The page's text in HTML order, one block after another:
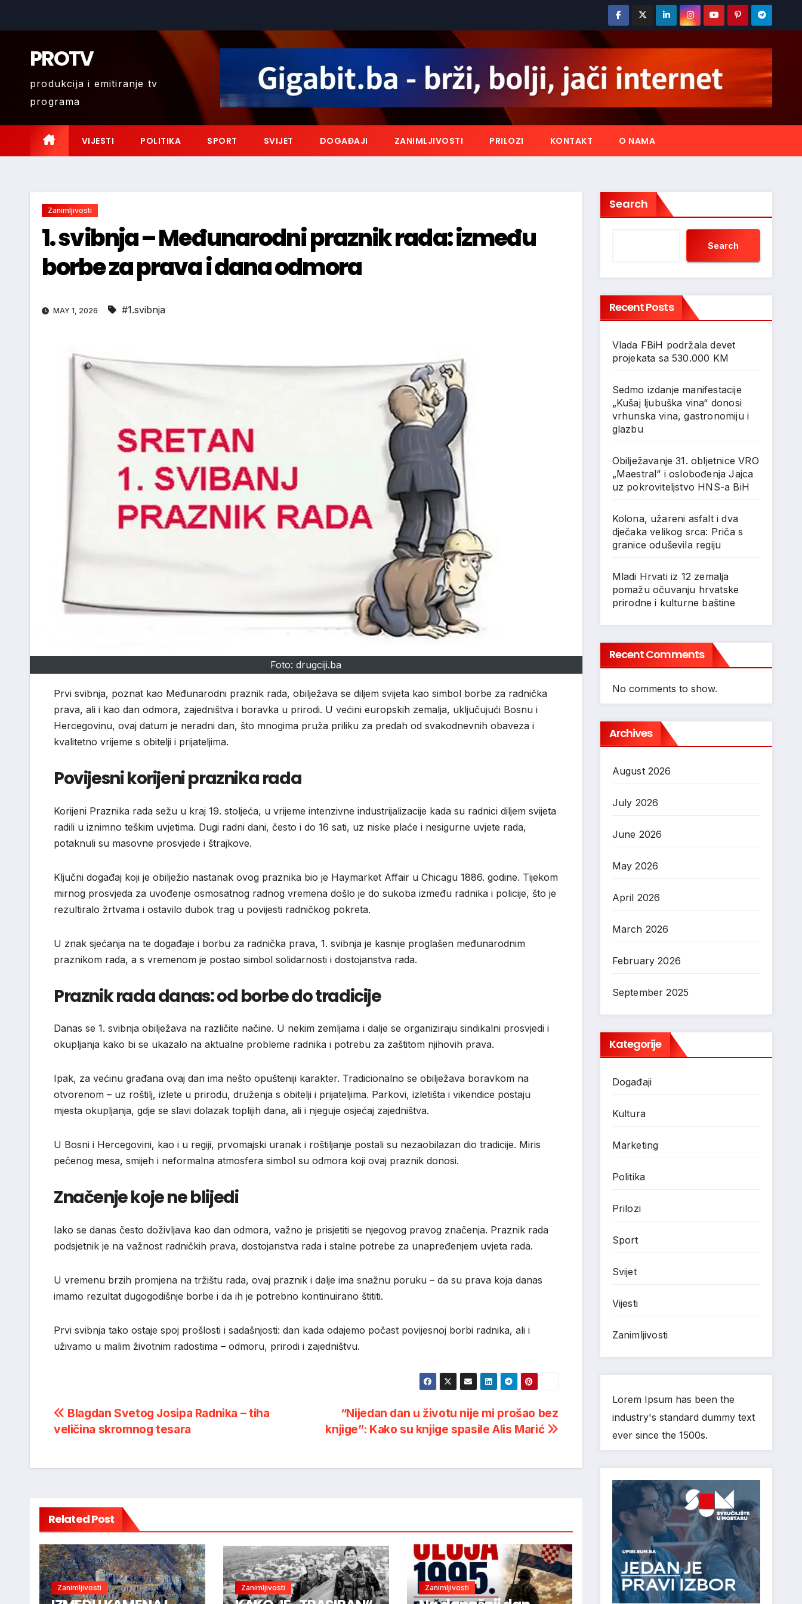
PROTV
produkcija i emitiranje tv
programa
VIJESTI POLITIKA SPORT SVIJET DOGAĐAJI ZANIMLJIVOSTI PRILOZI KONTAKT O NAMA
Zanimljivosti
1. svibnja – Međunarodni praznik rada: između
borbe za prava i dana odmora
MAY 1, 2026 #1.svibnja
Foto: drugciji.ba
Prvi svibnja, poznat kao Međunarodni praznik rada, obilježava se diljem svijeta kao simbol borbe za radnička
prava, ali i kao dan odmora, zajedništva i boravka u prirodi. U većini europskih zemalja, uključujući Bosnu i
Hercegovinu, ovaj datum je neradni dan, što mnogima pruža priliku za predah od svakodnevnih obaveza i
kvalitetno vrijeme s obitelji i prijateljima.
Povijesni korijeni praznika rada
Korijeni Praznika rada sežu u kraj 19. stoljeća, u vrijeme intenzivne industrijalizacije kada su radnici diljem svijeta
radili u iznimno teškim uvjetima. Dugi radni dani, često i do 16 sati, uz niske plaće i nesigurne uvjete rada,
potaknuli su masovne prosvjede i štrajkove.
Ključni događaj koji je obilježio nastanak ovog praznika bio je Haymarket Affair u Chicagu 1886. godine. Tijekom
mirnog prosvjeda za uvođenje osmosatnog radnog vremena došlo je do sukoba između radnika i policije, što je
rezultiralo žrtvama i ostavilo dubok trag u povijesti radničkog pokreta.
U znak sjećanja na te događaje i borbu za radnička prava, 1. svibnja je kasnije proglašen međunarodnim
praznikom rada, a s vremenom je postao simbol solidarnosti i dostojanstva rada.
Praznik rada danas: od borbe do tradicije
Danas se 1. svibnja obilježava na različite načine. U nekim zemljama i dalje se organiziraju sindikalni prosvjedi i
okupljanja kako bi se ukazalo na aktualne probleme radnika i potrebu za zaštitom njihovih prava.
Ipak, za većinu građana ovaj dan ima nešto opušteniji karakter. Tradicionalno se obilježava boravkom na
otvorenom – uz roštilj, izlete u prirodu, druženja s obitelji i prijateljima. Parkovi, izletišta i vikendice postaju
mjesta okupljanja, gdje se slavi dolazak toplijih dana, ali i njeguje osjećaj zajedništva.
U Bosni i Hercegovini, kao i u regiji, prvomajski uranak i roštiljanje postali su nezaobilazan dio tradicije. Miris
pečenog mesa, smijeh i neformalna atmosfera simbol su odmora koji ovaj praznik donosi.
Značenje koje ne blijedi
Iako se danas često doživljava kao dan odmora, važno je prisjetiti se njegovog pravog značenja. Praznik rada
podsjetnik je na važnost radničkih prava, dostojanstva rada i stalne potrebe za unapređenjem uvjeta rada.
U vremenu brzih promjena na tržištu rada, ovaj praznik i dalje ima snažnu poruku – da su prava koja danas
imamo rezultat dugogodišnje borbe i da ih je potrebno kontinuirano štititi.
Prvi svibnja tako ostaje spoj prošlosti i sadašnjosti: dan kada odajemo počast povijesnoj borbi radnika, ali i
uživamo u malim životnim radostima – odmoru, prirodi i zajedništvu.
Post
navigation
“Nijedan dan u životu nije mi prošao bez
knjige”: Kako su knjige spasile Alis Marić
Blagdan Svetog Josipa Radnika – tiha
veličina skromnog tesara
Related Post
Zanimljivosti Zanimljivosti Zanimljivosti
Search
Search
Recent Posts
Vlada FBiH podržala devet
projekata sa 530.000 KM
Sedmo izdanje manifestacije
„Kušaj ljubuška vina“ donosi
vrhunska vina, gastronomiju i
glazbu
Obilježavanje 31. obljetnice VRO
„Maestral“ i oslobođenja Jajca
uz pokroviteljstvo HNS-a BiH
Kolona, užareni asfalt i dva
dječaka velikog srca: Priča s
granice oduševila regiju
Mladi Hrvati iz 12 zemalja
pomažu očuvanju hrvatske
prirodne i kulturne baštine
Recent Comments
No comments to show.
Archives
August 2026
July 2026
June 2026
May 2026
April 2026
March 2026
February 2026
September 2025
Kategorije
Događaji
Kultura
Marketing
Politika
Prilozi
Sport
Svijet
Vijesti
Zanimljivosti
Lorem Ipsum has been the
industry's standard dummy text
ever since the 1500s.